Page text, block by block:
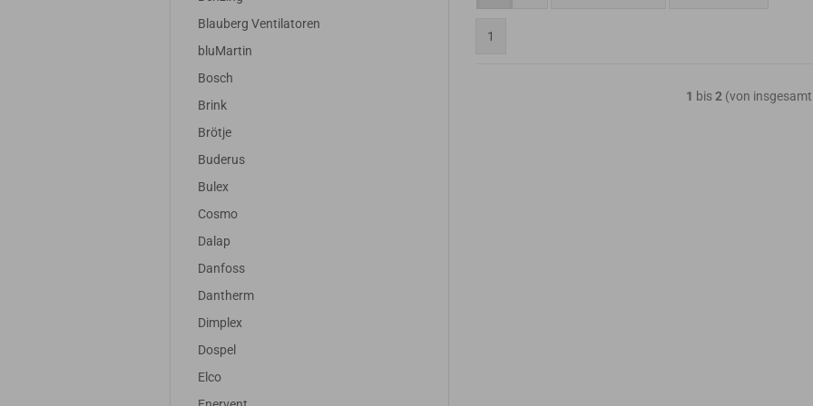
1
1 bis2 (von
Blauberg Ventilatoren
bluMartin
Bosch
Brink
Brötje
Buderus
Bulex
Cosmo
Dalap
Danfoss
Dantherm
Dimplex
Dospel
Elco